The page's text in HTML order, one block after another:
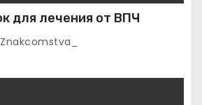
для лечения от ВПЧ
Znakcomstva_